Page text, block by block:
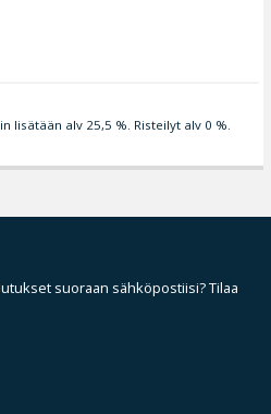
lisätään alv 25,5 %. Risteilyt alv 0 %.
suoraan sähköpostiisi? Tilaa